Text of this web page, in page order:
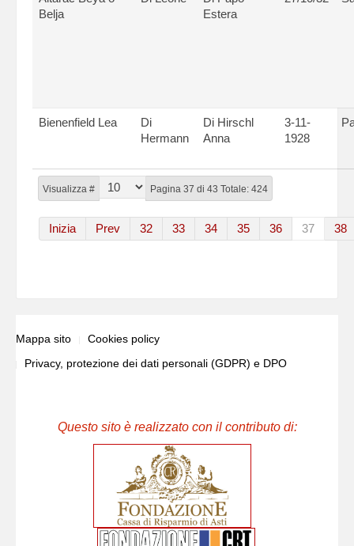
Visualizza # Pagina 37 di 43 Totale: 424
Inizia Prev 32 33 34 35 36 37 38
Belja
Estera
Bienenfield Lea
Di
Hermann
Di Hirschl
Anna
3-11-
1928
Mappa sito
Cookies policy
Privacy, protezione dei dati personali (GDPR) e DPO
Questo sito è realizzato con il contributo di: